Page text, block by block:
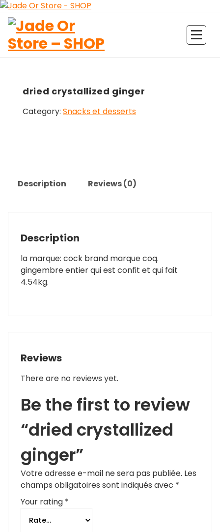
Aller
au
contenu
dried crystallized ginger
Category: Snacks et desserts
Description Reviews (0)
Description
la marque: cock brand marque coq.
gingembre entier qui est confit et qui fait
4.54kg.
Reviews
There are no reviews yet.
Be the first to review
“dried crystallized
ginger”
Votre adresse e-mail ne sera pas publiée. Les
champs obligatoires sont indiqués avec *
Your rating *